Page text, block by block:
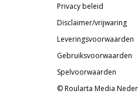
Privacy beleid
Disclaimer/vrijwaring
Leveringsvoorwaarden
Gebruiksvoorwaarden
Spelvoorwaarden
© Roularta Media